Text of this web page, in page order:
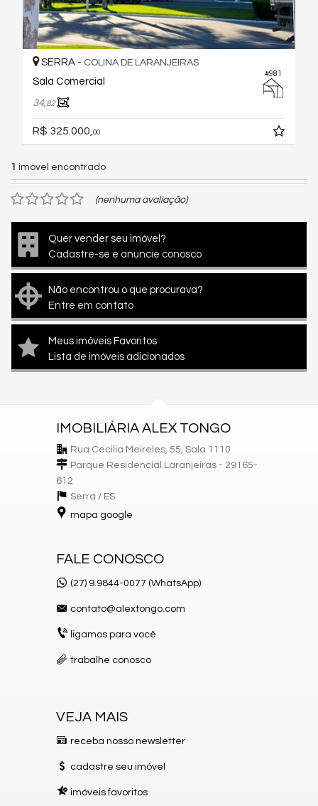
#981
SERRA - COLINA DE LARANJEIRAS
Sala Comercial
34,82
R$ 325.000, 00
1 imóvel encontrado
(nenhuma avaliação)
Quer vender seu imóvel?
Cadastre-se e anuncie conosco
Não encontrou o que procurava?
Entre em contato
Meus imóveis Favoritos
Lista de imóveis adicionados
IMOBILIÁRIA ALEX TONGO
Rua Cecilia Meireles, 55, Sala 1110
Parque Residencial Laranjeiras - 29165-
612
Serra / ES
mapa google
FALE CONOSCO
(27) 9.9844-0077 (WhatsApp)
contato@alextongo.com
ligamos para você
trabalhe conosco
VEJA MAIS
receba nosso newsletter
cadastre seu imóvel
imóveis favoritos